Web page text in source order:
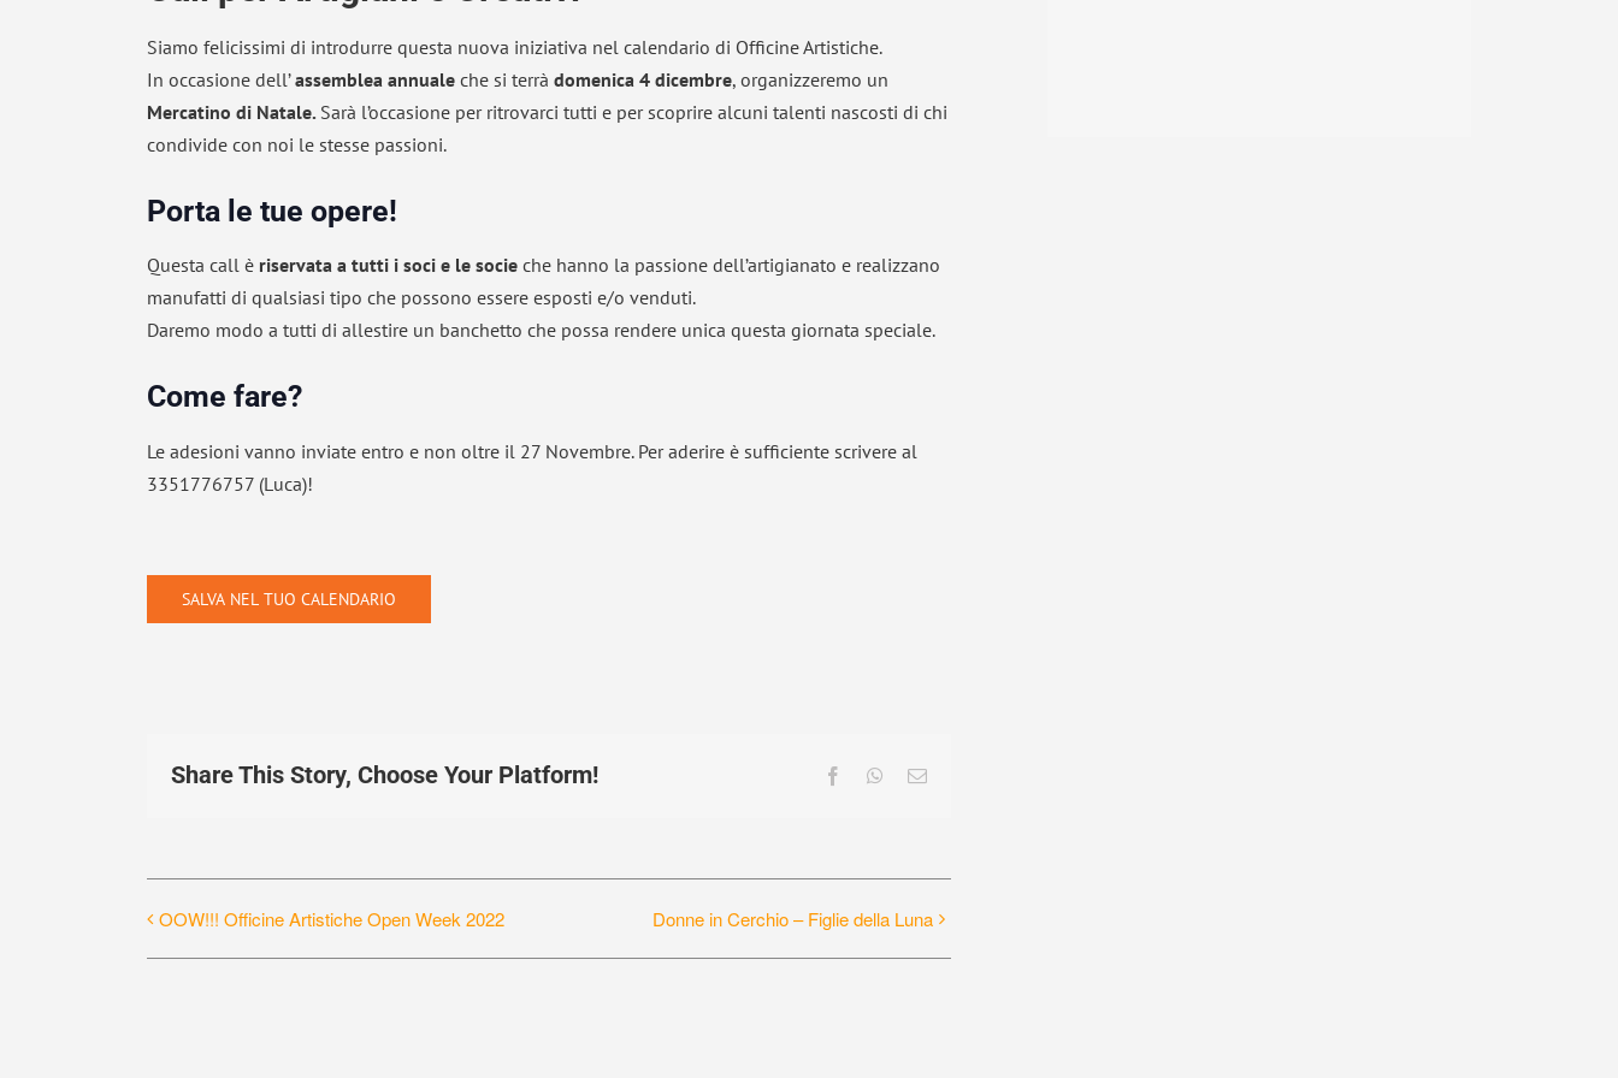
Siamo felicissimi di introdurre questa nuova iniziativa nel calendario di Officine Artistiche.
In occasione dell’assemblea annualeche si terrà domenica 4 dicembre, organizzeremo un
Mercatino di Natale. Sarà l’occasione per ritrovarci tutti e per scoprire alcuni talenti nascosti di chi
condivide con noi le stesse passioni.
Porta le tue opere!
Questa call è riservata a tutti i soci e le socieche hanno la passione dell’artigianato e realizzano
manufatti di qualsiasi tipo che possono essere esposti e/o venduti.
Daremo modo a tutti di allestire un banchetto che possa rendere unica questa giornata speciale.
Come fare?
Le adesioni vanno inviate entro e non oltre il 27 Novembre. Per aderire è sufficiente scrivere al
3351776757 (Luca)!
SALVA NEL TUO CALENDARIO
Share This Story, Choose Your Platform! FacebookWhatsApp
Email
OOW!!! Officine Artistiche Open Week 2022 Donne in Cerchio – Figlie della Luna